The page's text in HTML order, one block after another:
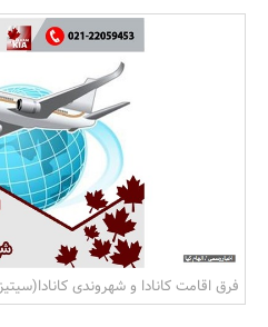
فرق اقامت کانادا و شهروندی